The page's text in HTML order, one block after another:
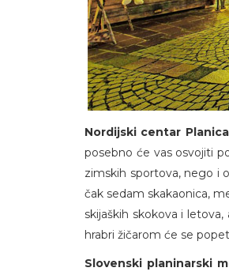
Nordijski centar Planica
posebno će vas osvojiti
zimskih sportova, nego i
čak sedam skakaonica,
skijaških skokova i
hrabri žičarom će se
Slovenski planinarski